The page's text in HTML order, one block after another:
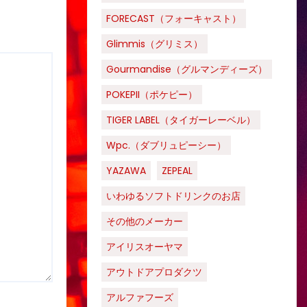
FORECAST（フォーキャスト）
Glimmis（グリミス）
Gourmandise（グルマンディーズ）
POKEPII（ポケピー）
TIGER LABEL（タイガーレーベル）
Wpc.（ダブリュピーシー）
YAZAWA
ZEPEAL
いわゆるソフトドリンクのお店
その他のメーカー
アイリスオーヤマ
アウトドアプロダクツ
アルファフーズ